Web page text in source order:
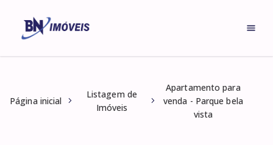
Página inicial
Listagem de
Imóveis
Apartamento para
venda - Parque bela
vista